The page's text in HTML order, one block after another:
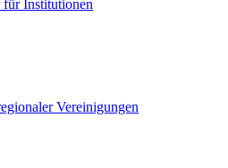
Institutionen
Vereinigungen